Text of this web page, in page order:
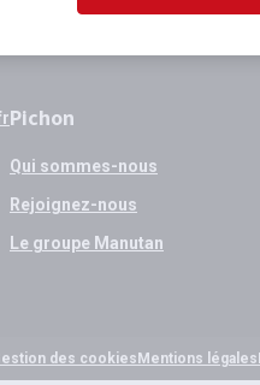
Pichon
Qui sommes-nous
Rejoignez-nous
Le groupe Manutan
des cookies Mentions légales